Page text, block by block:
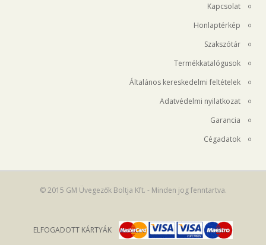
Kapcsolat
Honlaptérkép
Szakszótár
Termékkatalógusok
Általános kereskedelmi feltételek
Adatvédelmi nyilatkozat
Garancia
Cégadatok
© 2015 GM Üvegezők Boltja Kft. - Minden jog fenntartva.
ELFOGADOTT KÁRTYÁK